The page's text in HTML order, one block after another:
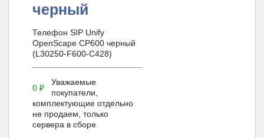
черный
Телефон SIP Unify
OpenScape CP600 черный
(L30250-F600-C428)
0₽
Уважаемые
покупатели,
комплектующие отдельно
не продаем, только
сервера в сборе